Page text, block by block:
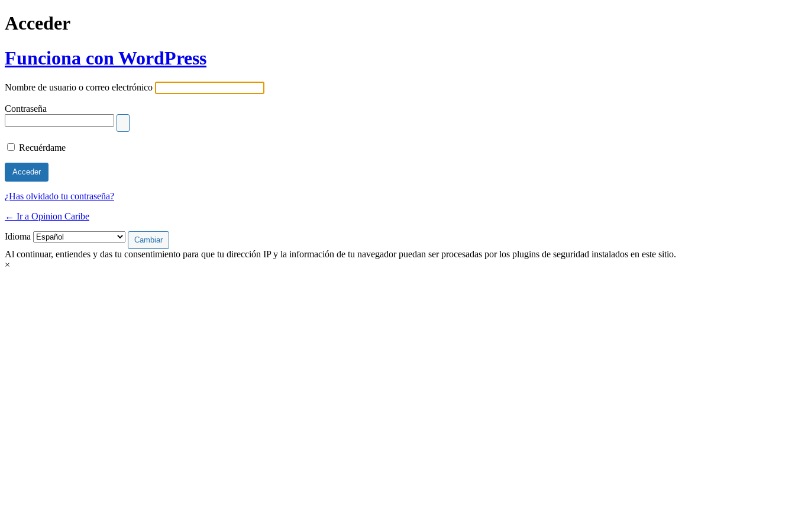
Acceder
Funciona con WordPress
Nombre de usuario o correo electrónico
Contraseña
Recuérdame
¿Has olvidado tu contraseña?
← Ir a Opinion Caribe
Idioma
Al continuar, entiendes y das tu consentimiento para que tu dirección IP y la información de tu navegador puedan ser procesadas por los plugins de seguridad instalados en este sitio.
×